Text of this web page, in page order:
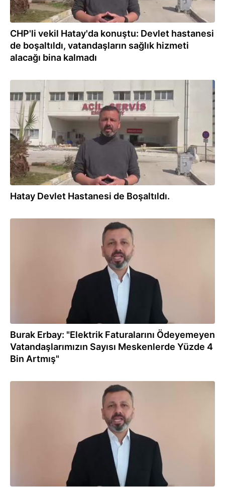
CHP'li vekil Hatay'da konuştu: Devlet hastanesi
de boşaltıldı, vatandaşların sağlık hizmeti
alacağı bina kalmadı
22.02.2023
Hatay Devlet Hastanesi de Boşaltıldı.
Burak Erbay: "Elektrik Faturalarını Ödeyemeyen
Vatandaşlarımızın Sayısı Meskenlerde Yüzde 4
Bin Artmış"